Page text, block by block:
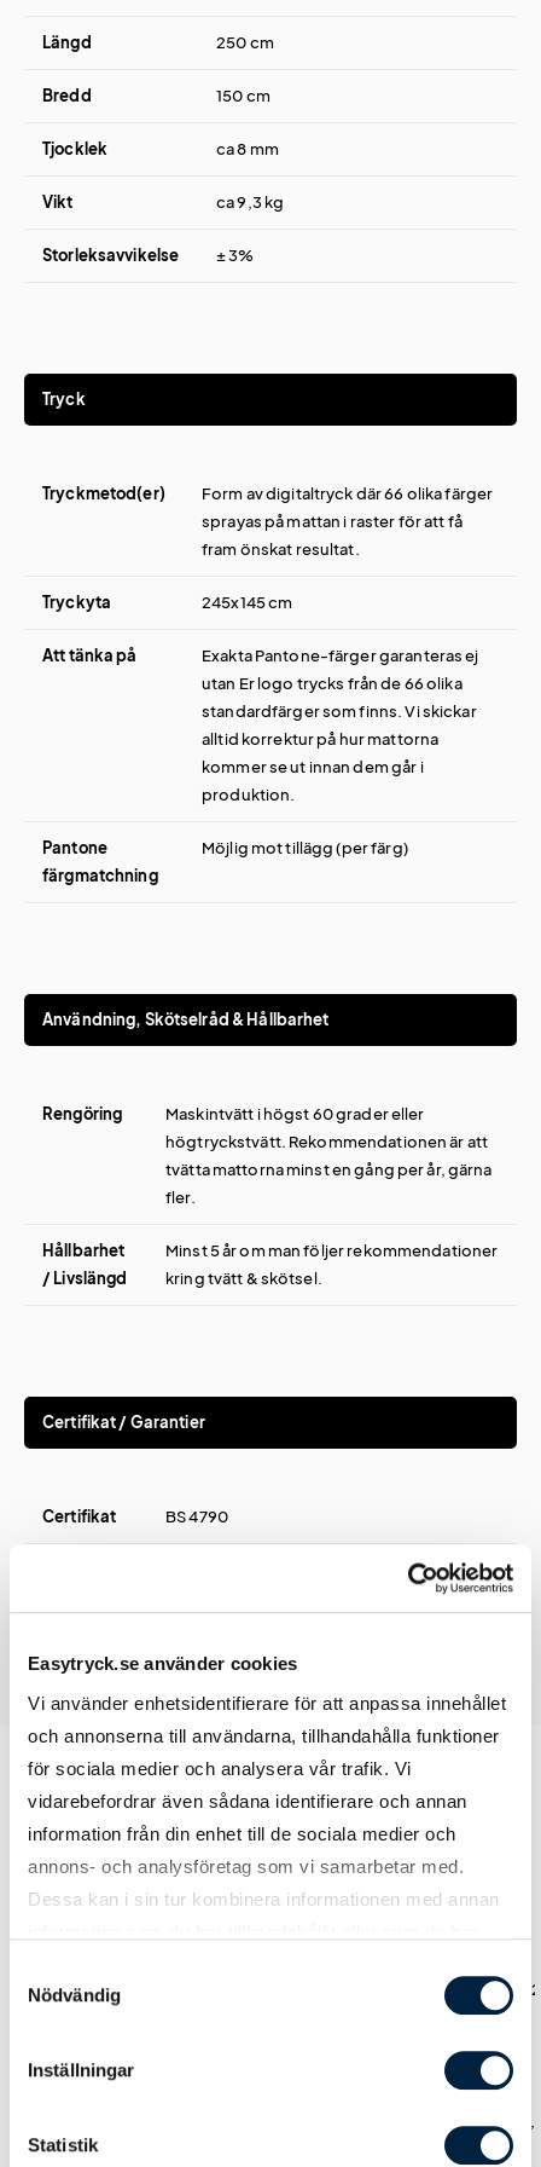
Easytryck.se använder cookies
Vi använder enhetsidentifierare för att anpassa innehållet
och annonserna till användarna, tillhandahålla funktioner
för sociala medier och analysera vår trafik. Vi
vidarebefordrar även sådana identifierare och annan
information från din enhet till de sociala medier och
annons- och analysföretag som vi samarbetar med.
Dessa kan i sin tur kombinera informationen med annan
Nödvändig
Inställningar
Statistik
Längd 250 cm
Bredd 150 cm
Tjocklek ca 8 mm
Vikt ca 9,3 kg
Storleksavvikelse ± 3%
Tryck
Tryckmetod(er)
Form av digitaltryck där 66 olika färger
sprayas på mattan i raster för att få
fram önskat resultat.
Tryckyta 245x145 cm
Att tänka på
Exakta Pantone-färger garanteras ej
utan Er logo trycks från de 66 olika
standardfärger som finns. Vi skickar
alltid korrektur på hur mattorna
kommer se ut innan dem går i
produktion.
Pantone
färgmatchning
Möjlig mot tillägg (per färg)
Användning, Skötselråd & Hållbarhet
Rengöring
Maskintvätt i högst 60 grader eller
högtryckstvätt. Rekommendationen är att
tvätta mattorna minst en gång per år, gärna
fler.
Hållbarhet
/ Livslängd
Minst 5 år om man följer rekommendationer
kring tvätt & skötsel.
Certifikat / Garantier
Certifikat BS 4790
Prislista
5
Pris kr / st 5 765,00 5
Designmetod